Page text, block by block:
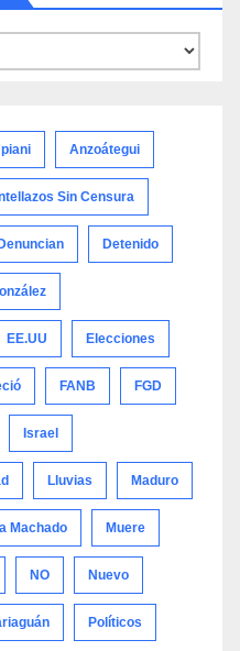
Anzoátegui
Sin Censura
Denuncian Detenido
EE.UU Elecciones
FANB FGD
Israel
Lluvias Maduro
Machado Muere
NO Nuevo
Políticos